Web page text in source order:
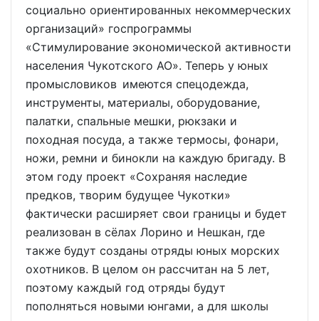
социально ориентированных некоммерческих
организаций» госпрограммы
«Стимулирование экономической активности
населения Чукотского АО». Теперь у юных
промысловиков имеются спецодежда,
инструменты, материалы, оборудование,
палатки, спальные мешки, рюкзаки и
походная посуда, а также термосы, фонари,
ножи, ремни и бинокли на каждую бригаду. В
этом году проект «Сохраняя наследие
предков, творим будущее Чукотки»
фактически расширяет свои границы и будет
реализован в сёлах Лорино и Нешкан, где
также будут созданы отряды юных морских
охотников. В целом он рассчитан на 5 лет,
поэтому каждый год отряды будут
пополняться новыми юнгами, а для школы